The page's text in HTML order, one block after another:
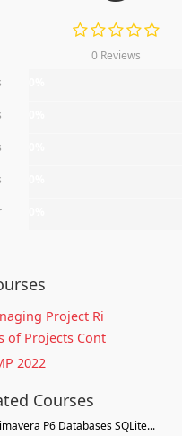
0 Reviews
Project Ri
of Projects Cont
2022
Courses
P6 Databases SQLite...